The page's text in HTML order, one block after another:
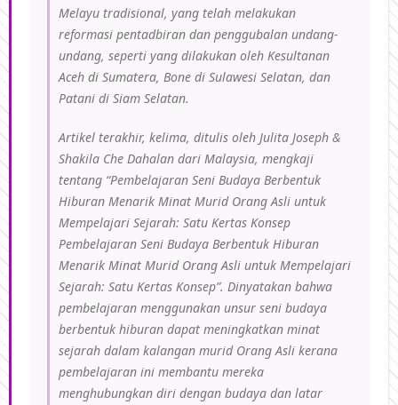
Melayu tradisional, yang telah melakukan
reformasi pentadbiran dan penggubalan undang-
undang, seperti yang dilakukan oleh Kesultanan
Aceh di Sumatera, Bone di Sulawesi Selatan, dan
Patani di Siam Selatan.
Artikel terakhir, kelima, ditulis oleh Julita Joseph &
Shakila Che Dahalan dari Malaysia, mengkaji
tentang “Pembelajaran Seni Budaya Berbentuk
Hiburan Menarik Minat Murid Orang Asli untuk
Mempelajari Sejarah: Satu Kertas Konsep
Pembelajaran Seni Budaya Berbentuk Hiburan
Menarik Minat Murid Orang Asli untuk Mempelajari
Sejarah: Satu Kertas Konsep”. Dinyatakan bahwa
pembelajaran menggunakan unsur seni budaya
berbentuk hiburan dapat meningkatkan minat
sejarah dalam kalangan murid Orang Asli kerana
pembelajaran ini membantu mereka
menghubungkan diri dengan budaya dan latar